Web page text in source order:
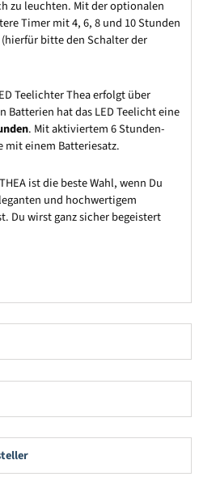
zu leuchten. Mit der optionalen
Timer mit 4, 6, 8 und 10 Stunden
bitte den Schalter der
Teelichter Thea erfolgt über
Batterien hat das LED Teelicht eine
. Mit aktiviertem 6 Stunden-
mit einem Batteriesatz.
ist die beste Wahl, wenn Du
und hochwertigem
Du wirst ganz sicher begeistert